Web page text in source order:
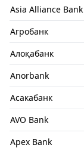
Asia Alliance Bank
Агробанк
Алоқабанк
Anorbank
Асакабанк
AVO Bank
Apex Bank